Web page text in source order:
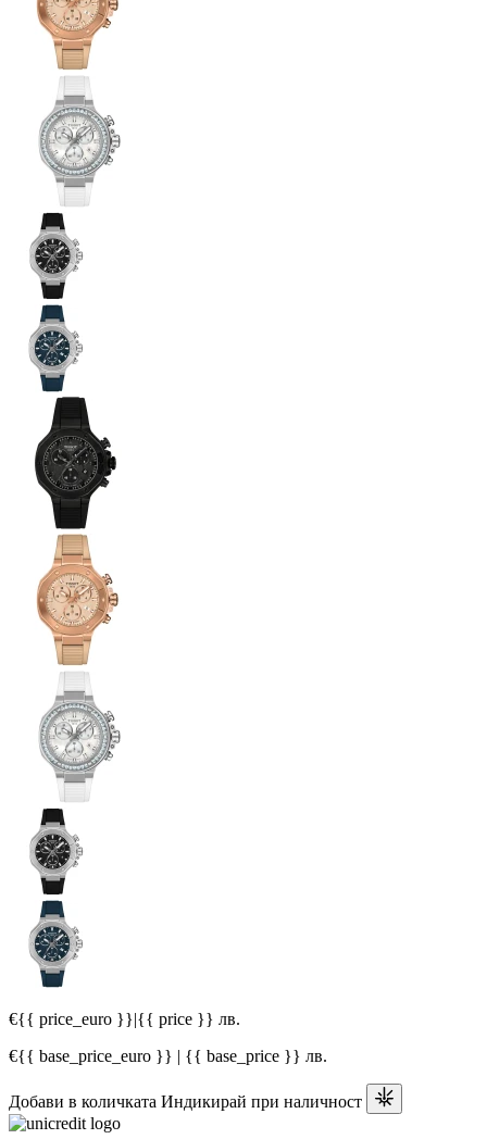
€{{ price_euro }}|{{ price }} лв.
€{{ base_price_euro }} | {{ base_price }} лв.
Добави в количката Индикирай при наличност